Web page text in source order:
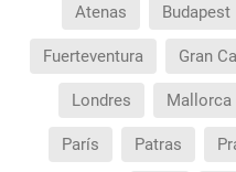
Atenas Budapest
Fuerteventura Gran
Londres Mallorca
París Patras